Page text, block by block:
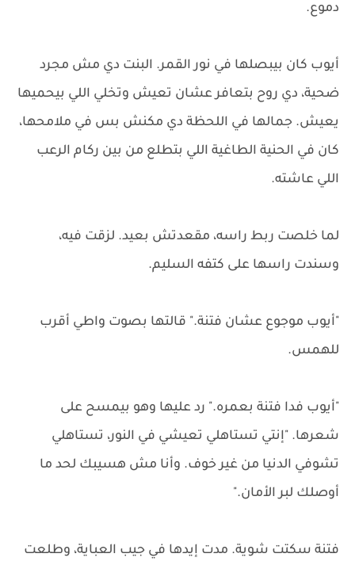
دموع.
أيوب كان بيبصلها في نور القمر. البنت دي مش مجرد
ضحية، دي روح بتعافر عشان تعيش وتخلي اللي بيحميها
يعيش. جمالها في اللحظة دي مكنش بس في ملامحها،
كان في الحنية الطاغية اللي بتطلع من بين ركام الرعب
اللي عاشته.
لما خلصت ربط راسه، مقعدتش بعيد. لزقت فيه،
وسندت راسها على كتفه السليم.
"أيوب موجوع عشان فتنة." قالتها بصوت واطي أقرب
للهمس.
"أيوب فدا فتنة بعمره." رد عليها وهو بيمسح على
شعرها. "إنتي تستاهلي تعيشي في النور، تستاهلي
تشوفي الدنيا من غير خوف. وأنا مش هسيبك لحد ما
أوصلك لبر الأمان."
فتنة سكتت شوية. مدت إيدها في جيب العباية، وطلعت